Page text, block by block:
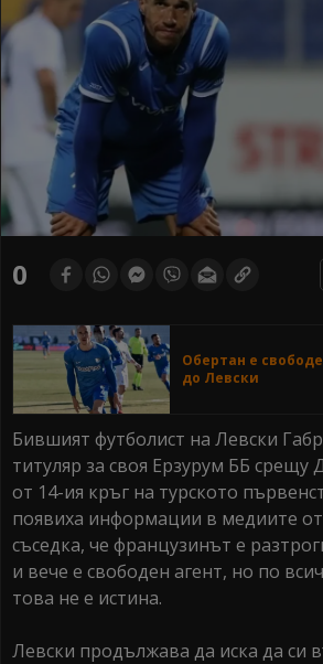
0
Обертан е
до Левски
Бившият футболист на Левски
титуляр за своя Ерзурум ББ срещу
от 14-ия кръг на турското
появиха информации в медиите
съседка, че французинът е
и вече е свободен агент, но по
това не е истина.
Левски продължава да иска да си